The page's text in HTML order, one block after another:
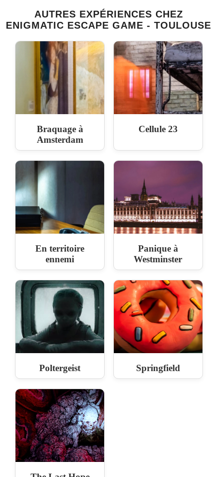
AUTRES EXPÉRIENCES CHEZ
ENIGMATIC ESCAPE GAME - TOULOUSE
Braquage à
Amsterdam
Cellule 23
En territoire
ennemi
Panique à
Westminster
Poltergeist Springfield